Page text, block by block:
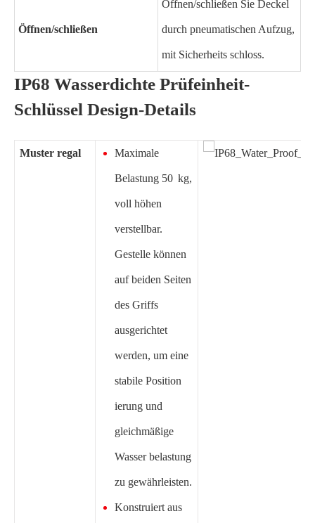
Öffnen/schließen
Öffnen/schließen Sie Deckel
durch pneumatischen Aufzug,
mit Sicherheits schloss.
IP68 Wasserdichte Prüfeinheit-
Schlüssel Design-Details
Muster regal Maximale
Belastung 50 kg,
voll höhen
verstellbar.
Gestelle können
auf beiden Seiten
des Griffs
ausgerichtet
werden, um eine
stabile Position
ierung und
gleichmäßige
Wasser belastung
zu gewährleisten.
Konstruiert aus